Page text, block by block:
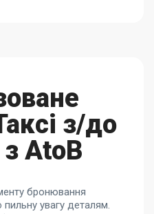
з/до
AtoB
бронювання
увагу деталям.